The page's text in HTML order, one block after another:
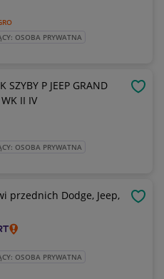
OSOBA PRYWATNA
SZYBY P JEEP GRAND
CHEROKEE WK II IV
OSOBA PRYWATNA
przednich Dodge, Jeep,
OSOBA PRYWATNA